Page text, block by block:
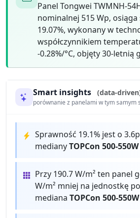
Panel Tongwei TWMNH-
nominalnej 515 Wp,
19.07%, wykonany w
współczynnikiem
-0.28%/°C, objęty 30-letnią
Smart insights (data-
porównanie z panelami w tym samym
Sprawność 19.1% jest o
medianyTOPCon 500-550W
Przy 190.7 W/m² ten panel
W/m² mniej na jednostkę
medianaTOPCon 500-550W